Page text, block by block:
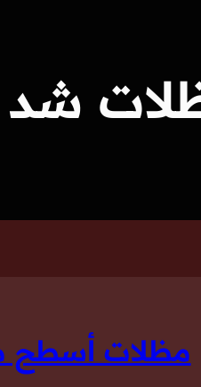
شد
مظلات أسطح